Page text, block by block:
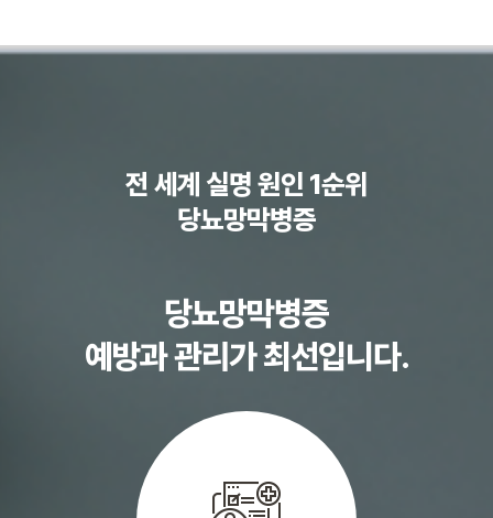
전 세계 실명 원인 1순위
당뇨망막병증
당뇨망막병증
예방과 관리가 최선입니다.